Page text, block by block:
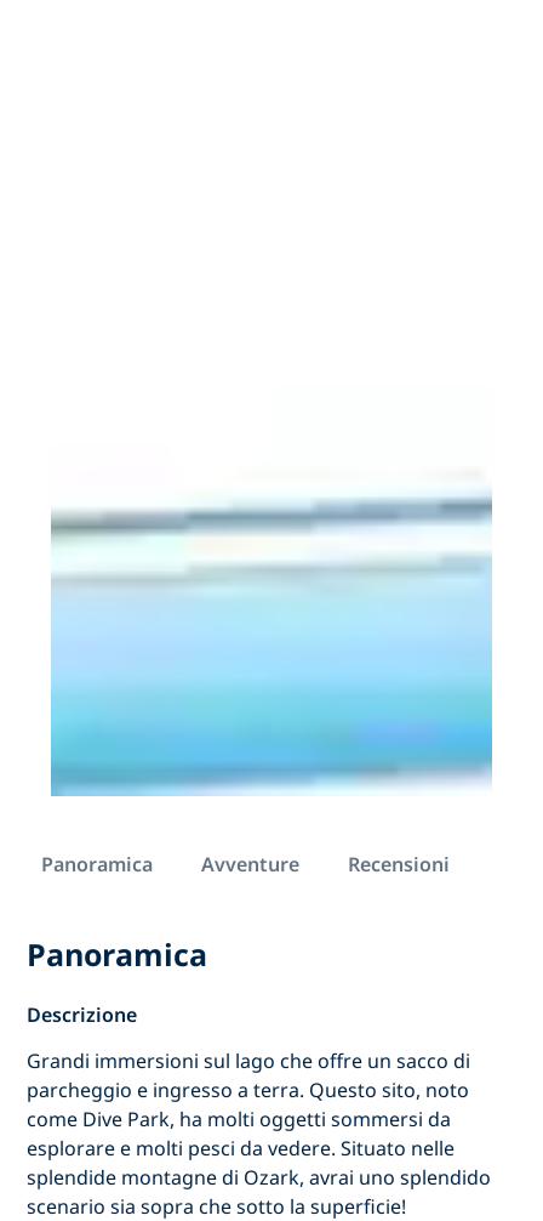
Panoramica Avventure Recensioni
Panoramica
Descrizione
Grandi immersioni sul lago che offre un sacco di
parcheggio e ingresso a terra. Questo sito, noto
come Dive Park, ha molti oggetti sommersi da
esplorare e molti pesci da vedere. Situato nelle
splendide montagne di Ozark, avrai uno splendido
scenario sia sopra che sotto la superficie!